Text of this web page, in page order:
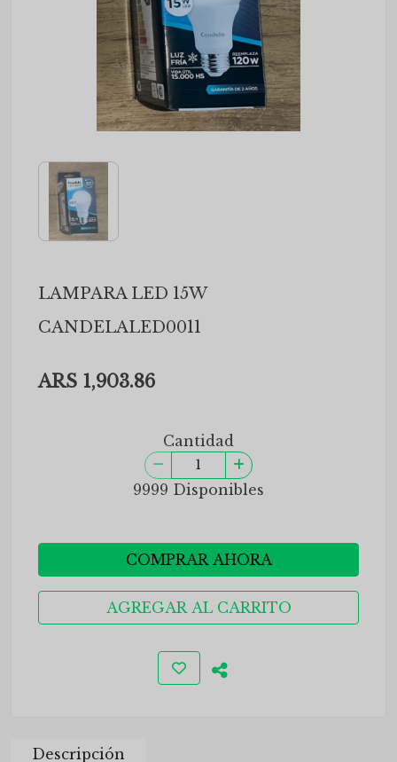
LAMPARA LED 15W
CANDELALED0011
ARS 1,903.86
Cantidad
9999 Disponibles
COMPRAR AHORA
AGREGAR AL CARRITO
Descripción